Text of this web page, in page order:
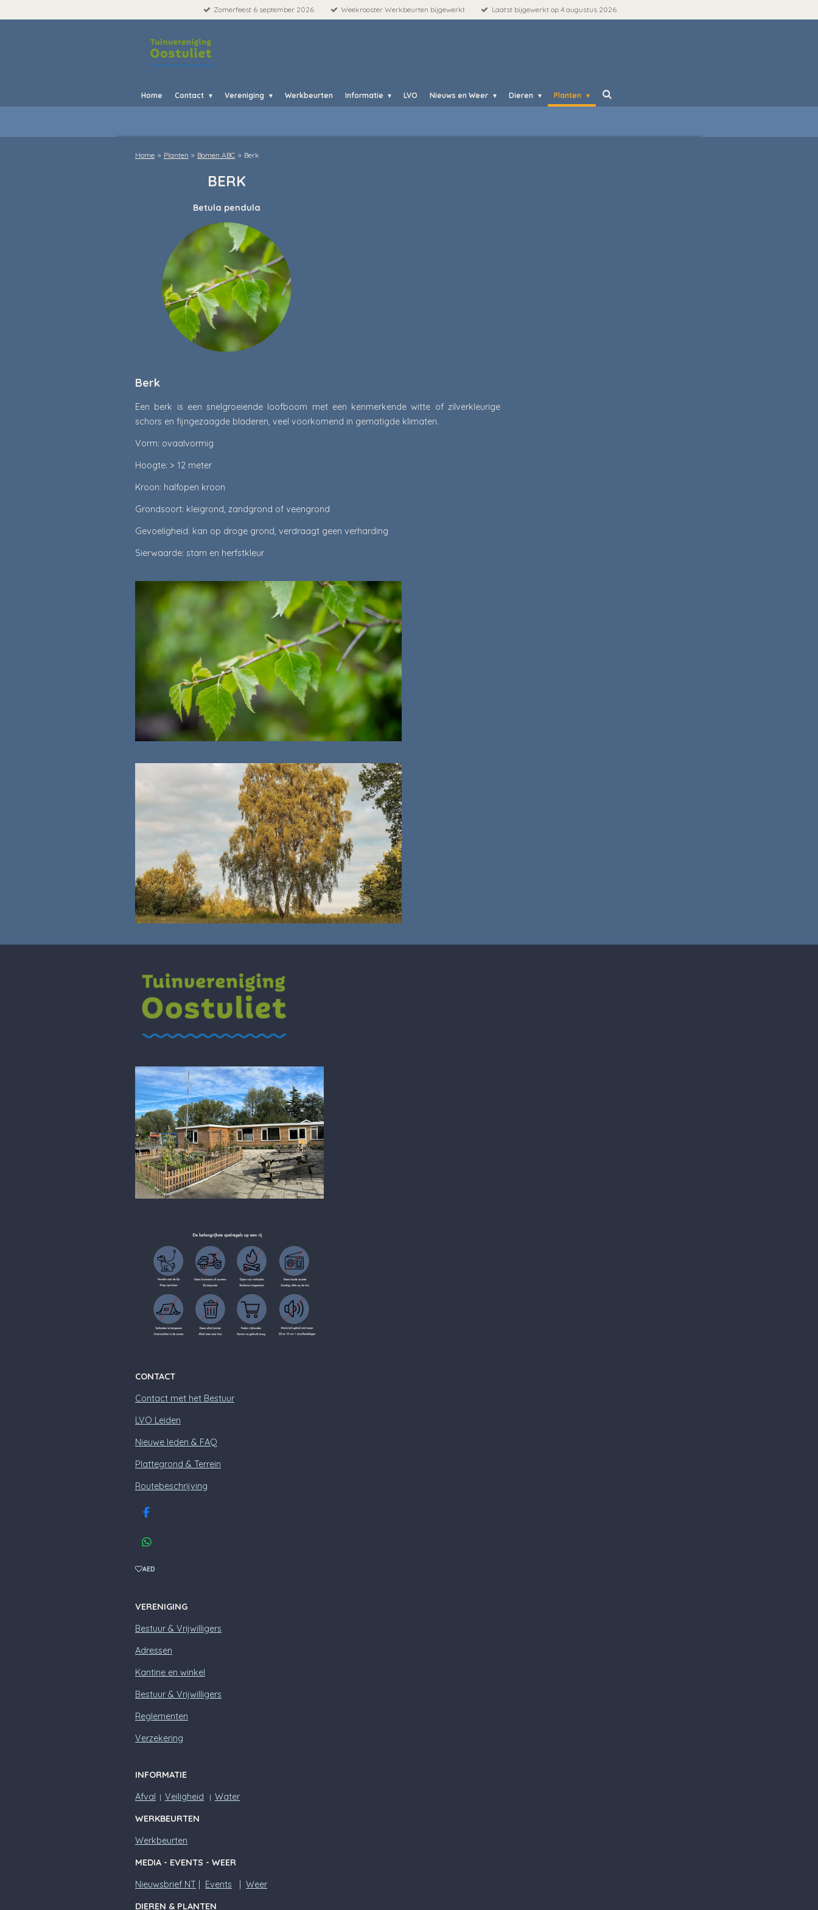
Zomerfeest 6 september 2026 Weekrooster Werkbeurten bijgewerkt Laatst bijgewerkt op 4 augustus 2026
Home Contact Vereniging Werkbeurten Informatie LVO Nieuws en Weer Dieren Planten
Home » Planten » Bomen ABC » Berk
BERK
Betula pendula
Berk
Een berk is een snelgroeiende loofboom met een kenmerkende witte of zilverkleurige
schors en fijngezaagde bladeren, veel voorkomend in gematigde klimaten.
Vorm: ovaalvormig
Hoogte: > 12 meter
Kroon: halfopen kroon
Grondsoort: kleigrond, zandgrond of veengrond
Gevoeligheid: kan op droge grond, verdraagt geen verharding
Sierwaarde: stam en herfstkleur
CONTACT
Contact met het Bestuur
LVO Leiden
Nieuwe leden & FAQ
Plattegrond & Terrein
Routebeschrijving
F
c
e
o
W
a
A
p
p
AED
VERENIGING
Bestuur & Vrijwilligers
Adressen
Kantine en winkel
Bestuur & Vrijwilligers
Reglementen
Verzekering
INFORMATIE
Afval | Veiligheid | Water
WERKBEURTEN
Werkbeurten
MEDIA - EVENTS - WEER
Nieuwsbrief NT
Events
Weer
DIEREN & PLANTEN